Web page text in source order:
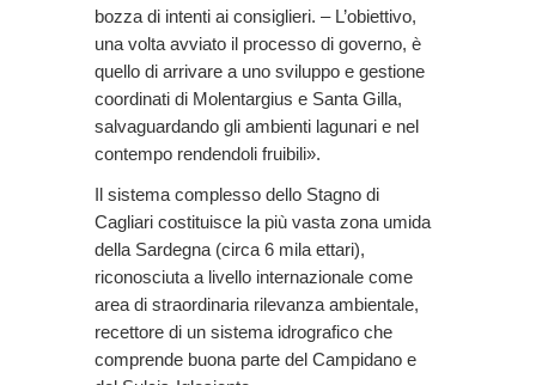
bozza di intenti ai consiglieri. – L’obiettivo,
una volta avviato il processo di governo, è
quello di arrivare a uno sviluppo e gestione
coordinati di Molentargius e Santa Gilla,
salvaguardando gli ambienti lagunari e nel
contempo rendendoli fruibili».
Il sistema complesso dello Stagno di
Cagliari costituisce la più vasta zona umida
della Sardegna (circa 6 mila ettari),
riconosciuta a livello internazionale come
area di straordinaria rilevanza ambientale,
recettore di un sistema idrografico che
comprende buona parte del Campidano e